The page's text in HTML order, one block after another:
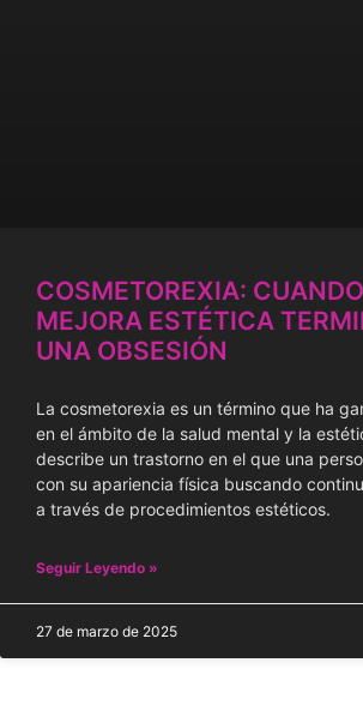
COSMETOREXIA:
MEJORA ESTÉTICA
UNA OBSESIÓN
La cosmetorexia es un término que ha
en el ámbito de la salud mental y la
describe un trastorno en el que una
con su apariencia física buscando
a través de procedimientos estéticos.
Seguir Leyendo »
27 de marzo de 2025